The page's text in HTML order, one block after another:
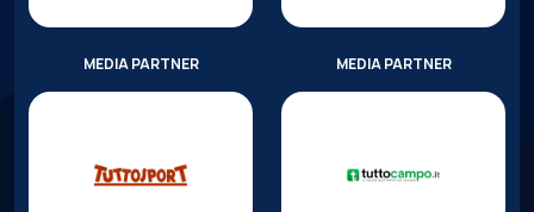
MEDIA PARTNER MEDIA PARTNER